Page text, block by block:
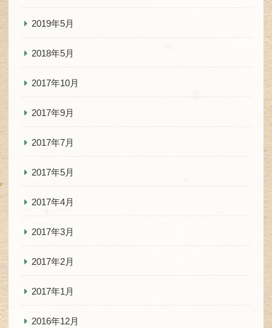
2019年5月
2018年5月
2017年10月
2017年9月
2017年7月
2017年5月
2017年4月
2017年3月
2017年2月
2017年1月
2016年12月